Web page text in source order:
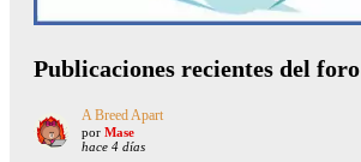
Publicaciones recientes del foro
A Breed Apart
por Mase
hace 4 días